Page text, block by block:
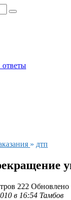
» дтп
222 Обновлено
в 16:54 Тамбов